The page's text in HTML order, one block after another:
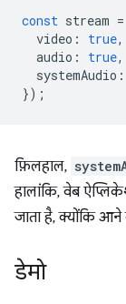
const stream =
video : true,
audio : true,
systemAudio :
});
फ़िलहाल,
हालांकि, वेब
जाता है, क्योंकि
डेमो